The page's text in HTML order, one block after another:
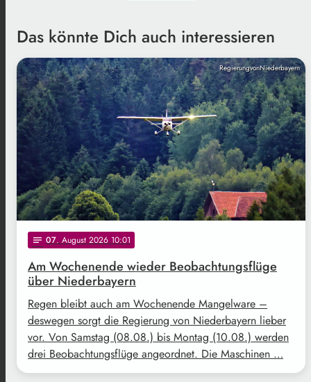
Das könnte Dich auch interessieren
RegierungvonNiederbayern
notes 07. August 2026 10:01
Am Wochenende wieder Beobachtungsflüge
über Niederbayern
Regen bleibt auch am Wochenende Mangelware –
deswegen sorgt die Regierung von Niederbayern lieber
vor. Von Samstag (08.08.) bis Montag (10.08.) werden
drei Beobachtungsflüge angeordnet. Die Maschinen …